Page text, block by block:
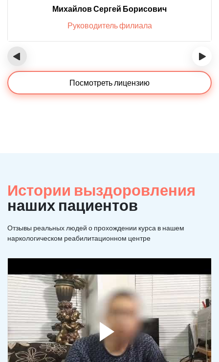
Михайлов Сергей Борисович
Руководитель филиала
‹ ›
Посмотреть лицензию
Истории выздоровления
наших пациентов
Отзывы реальных людей о прохождении курса в нашем
наркологическом реабилитационном центре